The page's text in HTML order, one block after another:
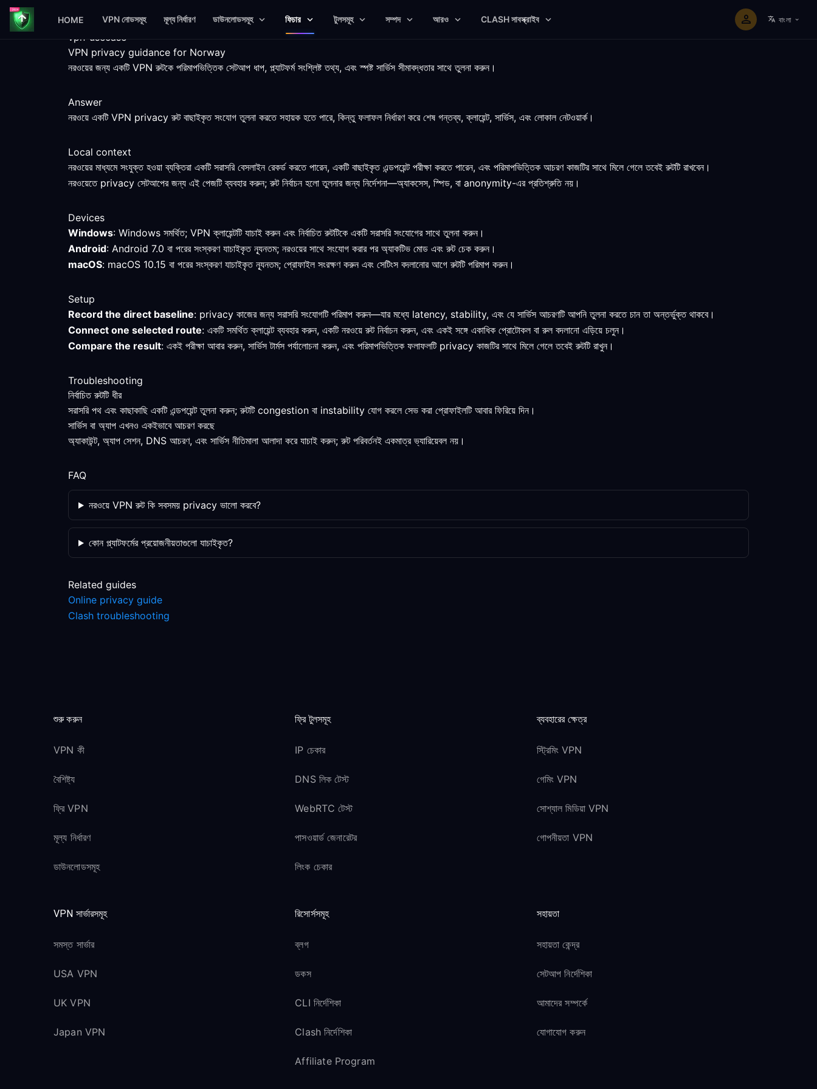
HOME VPN নোডসমূহ মূল্য নির্ধারণ ডাউনলোডসমূহ ফিচার টুলসমূহ সম্পদ আরও CLASH সাবস্ক্রাইব বাংলা
vpn-usecase
VPN privacy guidance for Norway
নরওয়ের জন্য একটি VPN রুটকে পরিমাপভিত্তিক সেটআপ ধাপ, প্ল্যাটফর্ম সংশ্লিষ্ট তথ্য, এবং স্পষ্ট সার্ভিস সীমাবদ্ধতার সাথে তুলনা করুন।
Answer
নরওয়ে একটি VPN privacy রুট বাছাইকৃত সংযোগ তুলনা করতে সহায়ক হতে পারে, কিন্তু ফলাফল নির্ধারণ করে শেষ গন্তব্য, ক্লায়েন্ট, সার্ভিস, এবং লোকাল নেটওয়ার্ক।
Local context
নরওয়ের মাধ্যমে সংযুক্ত হওয়া ব্যক্তিরা একটি সরাসরি বেসলাইন রেকর্ড করতে পারেন, একটি বাছাইকৃত এন্ডপয়েন্ট পরীক্ষা করতে পারেন, এবং পরিমাপভিত্তিক আচরণ কাজটির সাথে মিলে গেলে তবেই রুটটি রাখবেন।
নরওয়েতে privacy সেটআপের জন্য এই পেজটি ব্যবহার করুন; রুট নির্বাচন হলো তুলনার জন্য নির্দেশনা—অ্যাকসেস, স্পিড, বা anonymity-এর প্রতিশ্রুতি নয়।
Devices
Windows: Windows সমর্থিত; VPN ক্লায়েন্টটি যাচাই করুন এবং নির্বাচিত রুটটিকে একটি সরাসরি সংযোগের সাথে তুলনা করুন।
Android: Android 7.0 বা পরের সংস্করণ যাচাইকৃত ন্যূনতম; নরওয়ের সাথে সংযোগ করার পর অ্যাকটিভ মোড এবং রুট চেক করুন।
macOS: macOS 10.15 বা পরের সংস্করণ যাচাইকৃত ন্যূনতম; প্রোফাইল সংরক্ষণ করুন এবং সেটিংস বদলানোর আগে রুটটি পরিমাপ করুন।
Setup
Record the direct baseline: privacy কাজের জন্য সরাসরি সংযোগটি পরিমাপ করুন—যার মধ্যে latency, stability, এবং যে সার্ভিস আচরণটি আপনি তুলনা করতে চান তা অন্তর্ভুক্ত থাকবে।
Connect one selected route: একটি সমর্থিত ক্লায়েন্ট ব্যবহার করুন, একটি নরওয়ে রুট নির্বাচন করুন, এবং একই সঙ্গে একাধিক প্রোটোকল বা রুল বদলানো এড়িয়ে চলুন।
Compare the result: একই পরীক্ষা আবার করুন, সার্ভিস টার্মস পর্যালোচনা করুন, এবং পরিমাপভিত্তিক ফলাফলটি privacy কাজটির সাথে মিলে গেলে তবেই রুটটি রাখুন।
Troubleshooting
নির্বাচিত রুটটি ধীর
সরাসরি পথ এবং কাছাকাছি একটি এন্ডপয়েন্ট তুলনা করুন; রুটটি congestion বা instability যোগ করলে সেভ করা প্রোফাইলটি আবার ফিরিয়ে দিন।
সার্ভিস বা অ্যাপ এখনও একইভাবে আচরণ করছে
অ্যাকাউন্ট, অ্যাপ সেশন, DNS আচরণ, এবং সার্ভিস নীতিমালা আলাদা করে যাচাই করুন; রুট পরিবর্তনই একমাত্র ভ্যারিয়েবল নয়।
FAQ
নরওয়ে VPN রুট কি সবসময় privacy ভালো করবে?
কোন প্ল্যাটফর্মের প্রয়োজনীয়তাগুলো যাচাইকৃত?
Related guides
Online privacy guide
Clash troubleshooting
শুরু করুন
VPN কী
বৈশিষ্ট্য
ফ্রি VPN
মূল্য নির্ধারণ
ডাউনলোডসমূহ
ফ্রি টুলসমূহ
IP চেকার
DNS লিক টেস্ট
WebRTC টেস্ট
পাসওয়ার্ড জেনারেটর
লিংক চেকার
ব্যবহারের ক্ষেত্র
স্ট্রিমিং VPN
গেমিং VPN
সোশ্যাল মিডিয়া VPN
গোপনীয়তা VPN
VPN সার্ভারসমূহ
সমস্ত সার্ভার
USA VPN
UK VPN
Japan VPN
রিসোর্সসমূহ
ব্লগ
ডকস
CLI নির্দেশিকা
Clash নির্দেশিকা
Affiliate Program
সহায়তা
সহায়তা কেন্দ্র
সেটআপ নির্দেশিকা
আমাদের সম্পর্কে
যোগাযোগ করুন